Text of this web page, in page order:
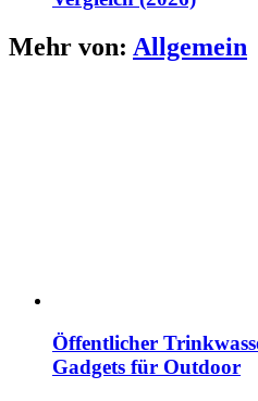
Mehr von: Allgemein
Öffentlicher
Gadgets für Outdoor